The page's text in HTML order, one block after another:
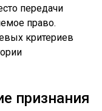
передачи
право.
критериев
признания